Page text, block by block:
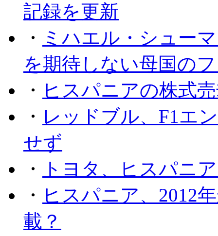
記録を更新
・ ミハエル・シュー
を期待しない母国の
・ ヒスパニアの株式
・ レッドブル、F1エ
せず
・
トヨタ、ヒスパニ
・ ヒスパニア、2012
載？